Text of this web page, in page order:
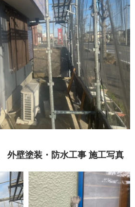
壁塗装・防水工事 施工写真